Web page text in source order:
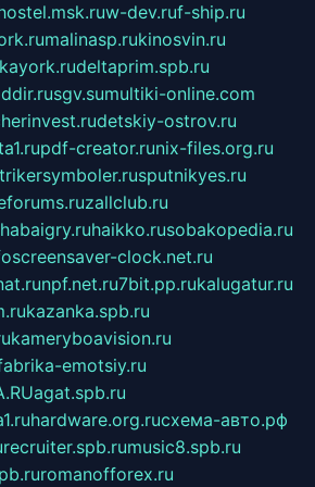
w-dev.ruf-ship.ru
malinasp.rukinosvin.ru
deltaprim.spb.ru
sgv.sumultiki-online.com
detskiy-ostrov.ru
pdf-creator.runix-files.org.ru
sputnikyes.ru
zallclub.ru
habaigry.ruhaikko.rusobakopedia.ru
screensaver-clock.net.ru
npf.net.ru7bit.pp.rukalugatur.ru
kazanka.spb.ru
kameryboavision.ru
emotsiy.ru
agat.spb.ru
hardware.org.ruсхема-авто.рф
recruiter.spb.rumusic8.spb.ru
romanofforex.ru